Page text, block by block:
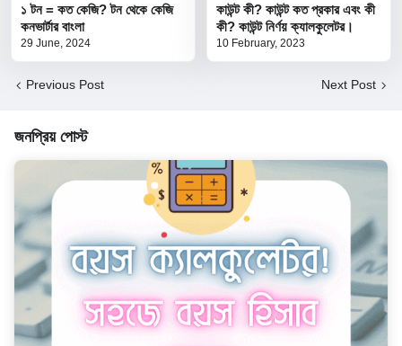
১ টন = কত কেজি? টন থেকে কেজি
কনভার্টার বাংলা
29 June, 2024
কাউন্ট কী? কাউন্ট কত প্রকার এবং কী
কী? কাউন্ট নির্ণয় ক্যালকুলেটর।
10 February, 2023
Previous Post Next Post
জনপ্রিয় পোস্ট